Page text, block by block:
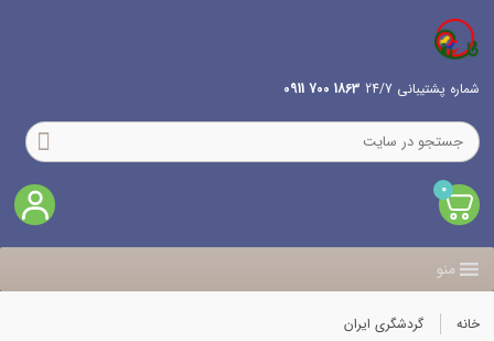
شماره پشتیبانی 24/7 1863 700 0911
0
منو
خانه گردشگری ایران